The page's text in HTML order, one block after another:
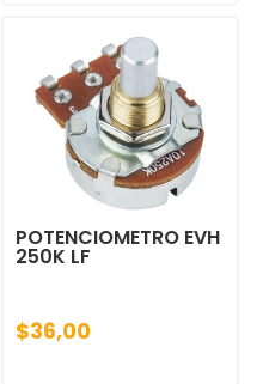
POTENCIOMETRO EVH
250K LF
$36,00